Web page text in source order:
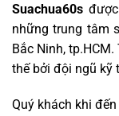
Suachua60s
những trung tâm
Bắc Ninh,
thế bởi đội ngũ kỹ
Quý khách khi